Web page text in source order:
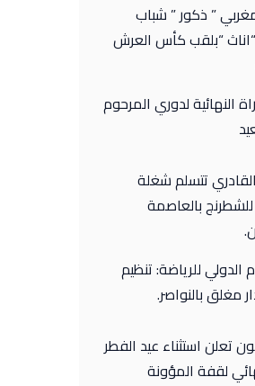
” ذكور ” شباب
“بلقب كأس العرش
النهائية لدوري المرحوم
تتسلم شغلة
للشطرنج بالعاصمة
الدولي للرياضة: تنظيم
مغلق بالنواصر.
تعلن استثناء عيد الفطر
لقفة المؤونة